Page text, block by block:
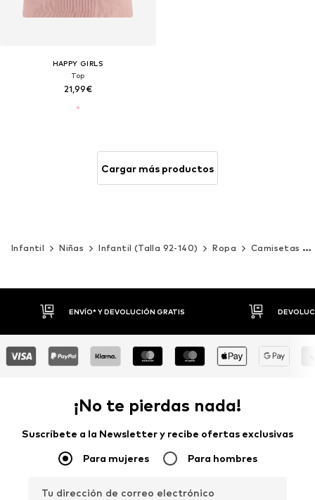
HAPPY GIRLS
Top
21,99€
Cargar más productos
Infantil Niñas Infantil (Talla 92-140) Ropa Camisetas y tops
DEVOLUCIONES HASTA 30 DÍAS
¡No te pierdas nada!
Suscríbete a la Newsletter y recibe ofertas exclusivas
Para mujeres Para hombres
Tu dirección de correo electrónico